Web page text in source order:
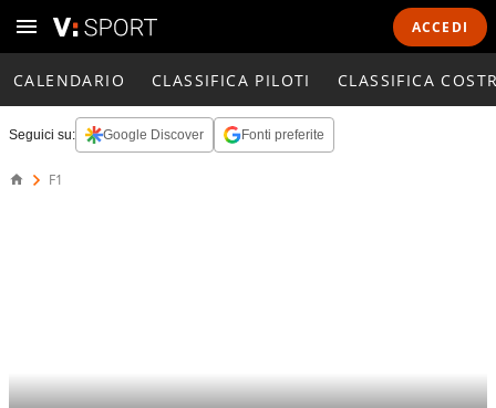
ACCEDI
CALENDARIO CLASSIFICA PILOTI CLASSIFICA
Seguici su: Google Discover Fonti preferite
F1